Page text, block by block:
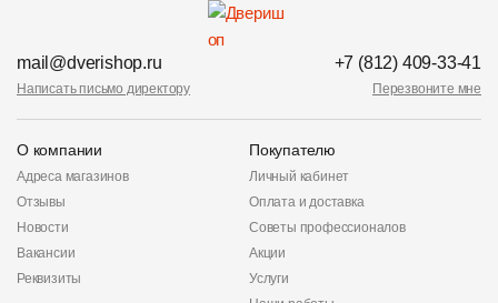
mail@dverishop.ru
Написать письмо директору
+7 (812) 409-33-41
Перезвоните мне
О компании
Адреса магазинов
Отзывы
Новости
Вакансии
Реквизиты
Покупателю
Личный кабинет
Оплата и доставка
Советы профессионалов
Акции
Услуги